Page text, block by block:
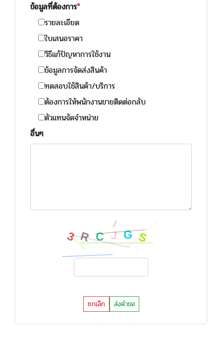
ข้อมูลที่ต้องการ
รายละเอียด
ใบเสนอราคา
วิธีแก้ปัญหาการใช้งาน
ข้อมูลการจัดส่งสินค้า
ทดสอบใช้สินค้า/บริการ
ต้องการให้พนักงานขายติดต่อกลับ
ตัวแทนจัดจำหน่าย
อื่นๆ
ยกเลิก ส่งคำขอ